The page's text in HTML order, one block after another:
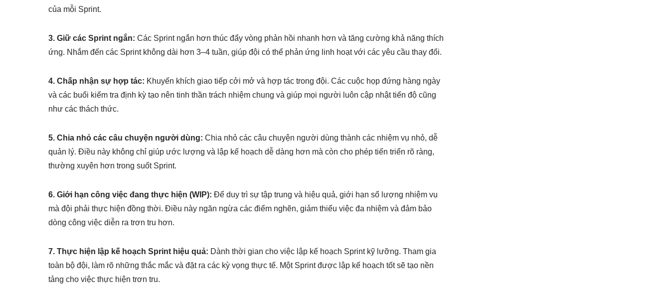
của mỗi Sprint.
3. Giữ các Sprint ngắn: Các Sprint ngắn hơn thúc đẩy vòng phản hồi nhanh hơn và tăng cường khả năng thích
ứng. Nhắm đến các Sprint không dài hơn 3–4 tuần, giúp đội có thể phản ứng linh hoạt với các yêu cầu thay đổi.
4. Chấp nhận sự hợp tác: Khuyến khích giao tiếp cởi mở và hợp tác trong đội. Các cuộc họp đứng hàng ngày
và các buổi kiểm tra định kỳ tạo nên tinh thần trách nhiệm chung và giúp mọi người luôn cập nhật tiến độ cũng
như các thách thức.
5. Chia nhỏ các câu chuyện người dùng: Chia nhỏ các câu chuyện người dùng thành các nhiệm vụ nhỏ, dễ
quản lý. Điều này không chỉ giúp ước lượng và lập kế hoạch dễ dàng hơn mà còn cho phép tiến triển rõ ràng,
thường xuyên hơn trong suốt Sprint.
6. Giới hạn công việc đang thực hiện (WIP): Để duy trì sự tập trung và hiệu quả, giới hạn số lượng nhiệm vụ
mà đội phải thực hiện đồng thời. Điều này ngăn ngừa các điểm nghẽn, giảm thiểu việc đa nhiệm và đảm bảo
dòng công việc diễn ra trơn tru hơn.
7. Thực hiện lập kế hoạch Sprint hiệu quả: Dành thời gian cho việc lập kế hoạch Sprint kỹ lưỡng. Tham gia
toàn bộ đội, làm rõ những thắc mắc và đặt ra các kỳ vọng thực tế. Một Sprint được lập kế hoạch tốt sẽ tạo nền
tảng cho việc thực hiện trơn tru.